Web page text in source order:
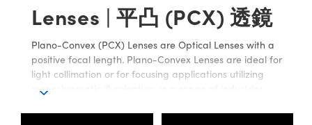
| 分光鏡
| 繞射光柵
Assemblies | 雷射光學元件組
Shaping | 雷射光束整形
and Slides | 平臺和滑塊
| 光圈類
Microscopes
Objectives
Objectives | 有限共軛物鏡
| 雷射用光機模組
| 雷射配件
| 實驗室和生產線
Lenses for Harsh Environments
and Advanced
Microscopy Cameras
Cameras | Allied Vision 相機
| Basler 相機
| 光源配件
| 光度計
| 光譜儀
| 暗室器材
Accessories | UV固化設備
Imaging
Microscopy
and Detection
Lenses | 清倉成像鏡頭
| 清倉相機
| 清倉照明
Lenses | 重新認證成像鏡
| 重新認證相機
| 重新認證照明
Lenses | 平凸 (PCX) 透鏡
Plano-Convex (PCX) Lenses are Optical Lenses with a
positive focal length. Plano-Convex Lenses are ideal for
light collimation or for focusing applications utilizing
monochromatic illumination, in a range of industries
PCX Lenses have one convex surface. For maximum